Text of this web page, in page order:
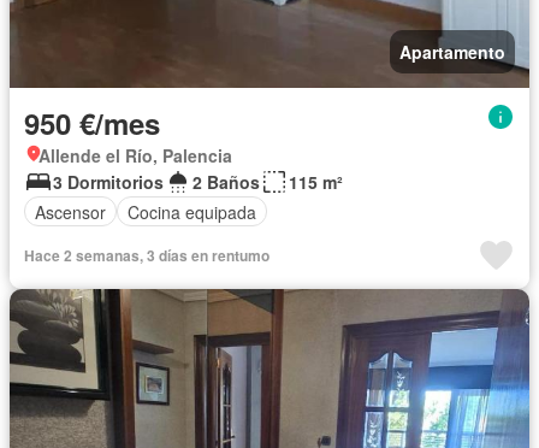
Apartamento
950 €/mes
Allende el Río, Palencia
3 Dormitorios
2 Baños
115 m²
Ascensor
Cocina equipada
Hace 2 semanas, 3 días en rentumo